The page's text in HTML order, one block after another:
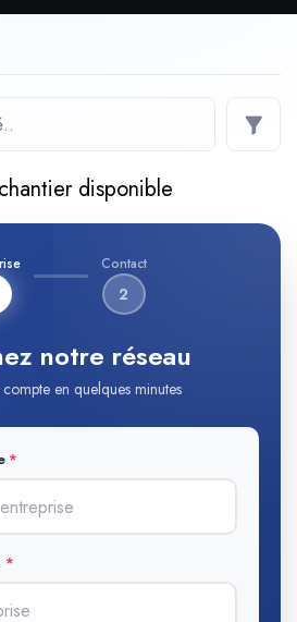
disponible
Contact
2
notre réseau
en quelques minutes